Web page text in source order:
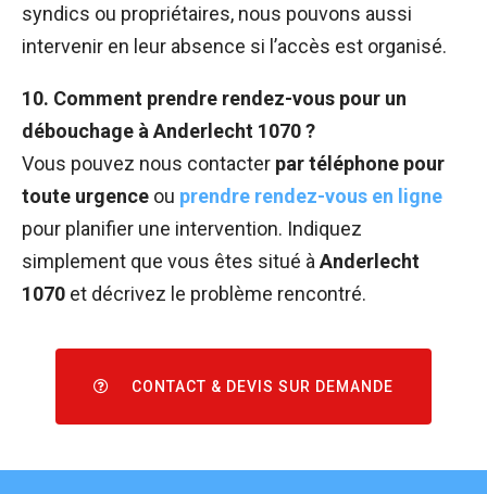
syndics ou propriétaires, nous pouvons aussi
intervenir en leur absence si l’accès est organisé.
10. Comment prendre rendez-vous pour un
débouchage à Anderlecht 1070 ?
Vous pouvez nous contacter par téléphone pour
toute urgence ou prendre rendez-vous en ligne
pour planifier une intervention. Indiquez
simplement que vous êtes situé à Anderlecht
1070 et décrivez le problème rencontré.
CONTACT & DEVIS SUR DEMANDE